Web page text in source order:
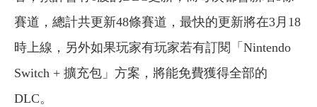
賽道，總計共更新48條賽道，最快的更新將在3月18
時上線，另外如果玩家有玩家若有訂閱「Nintendo
Switch + 擴充包」方案，將能免費獲得全部的
DLC。